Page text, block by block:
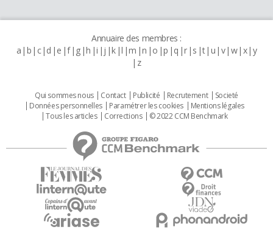
Annuaire des membres :
a b c d e f g h i j k l m n o p q r s t u v w x y
z
Qui sommes nous Contact Publicité Recrutement
Societé
Données personnelles
Paramétrer les cookies
Mentions légales
Tous les articles
Corrections © 2022 CCM Benchmark